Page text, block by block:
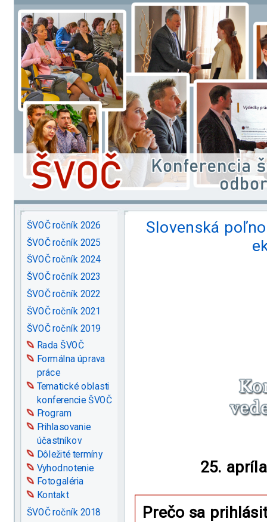
ŠVOČ ročník 2026
ŠVOČ ročník 2025
ŠVOČ ročník 2024
ŠVOČ ročník 2023
ŠVOČ ročník 2022
ŠVOČ ročník 2021
ŠVOČ ročník 2019
Rada ŠVOČ
Formálna úprava
práce
Tematické oblasti
konferencie ŠVOČ
Program
Prihlasovanie
účastníkov
Dôležité termíny
Vyhodnotenie
Fotogaléria
Kontakt
ŠVOČ ročník 2018
Slovenská
25.
Prečo sa